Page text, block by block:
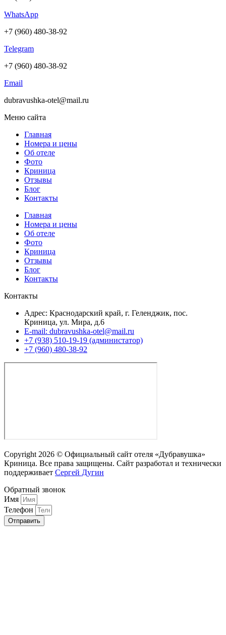
WhatsApp
+7 (960) 480-38-92
Telegram
+7 (960) 480-38-92
Email
dubravushka-otel@mail.ru
Меню сайта
Главная
Номера и цены
Об отеле
Фото
Криница
Отзывы
Блог
Контакты
Главная
Номера и цены
Об отеле
Фото
Криница
Отзывы
Блог
Контакты
Контакты
Адрес: Краснодарский край, г. Геленджик, пос.
Криница, ул. Мира, д.6
E-mail: dubravushka-otel@mail.ru
+7 (938) 510-19-19 (администатор)
+7 (960) 480-38-92
Copyright 2026 © Официальный сайт отеля «Дубравушка»
Криница. Все права защищены. Сайт разработал и технически
поддерживает Сергей Дугин
Обратный звонок
Имя
Телефон
Отправить